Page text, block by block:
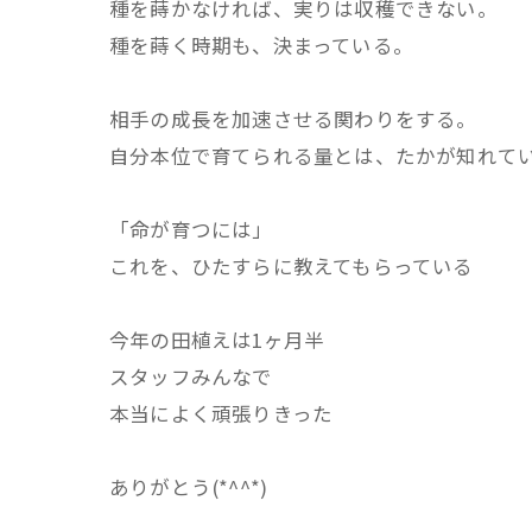
種を蒔かなければ、実りは収穫できない。
種を蒔く時期も、決まっている。
相手の成長を加速させる関わりをする。
自分本位で育てられる量とは、たかが知れて
「命が育つには」
これを、ひたすらに教えてもらっている
今年の田植えは1ヶ月半
スタッフみんなで
本当によく頑張りきった
ありがとう(*^^*)